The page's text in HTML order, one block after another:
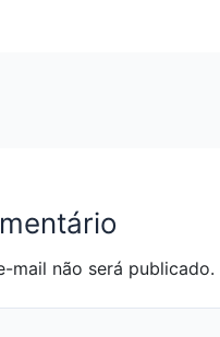
mail não será publicado.